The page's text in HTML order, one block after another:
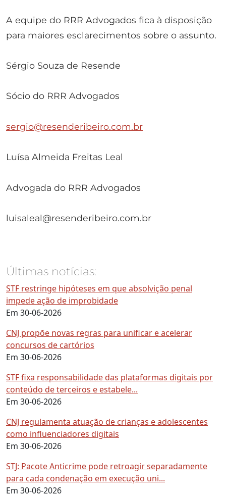
A equipe do RRR Advogados fica à disposição
para maiores esclarecimentos sobre o assunto.
Sérgio Souza de Resende
Sócio do RRR Advogados
sergio@resenderibeiro.com.br
Luísa Almeida Freitas Leal
Advogada do RRR Advogados
luisaleal@resenderibeiro.com.br
Últimas notícias:
STF restringe hipóteses em que absolvição penal
impede ação de improbidade
Em 30-06-2026
CNJ propõe novas regras para unificar e acelerar
concursos de cartórios
Em 30-06-2026
STF fixa responsabilidade das plataformas digitais por
conteúdo de terceiros e estabele...
Em 30-06-2026
CNJ regulamenta atuação de crianças e adolescentes
como influenciadores digitais
Em 30-06-2026
STJ: Pacote Anticrime pode retroagir separadamente
para cada condenação em execução uni...
Em 30-06-2026